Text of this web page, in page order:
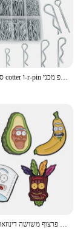
458pcs סיכה cotter ו-r-pin ערכות מגוון זמין ב 10 גדלים סיכת סיכה לוח טרקטור קליפ מכני
סט מוצר חדש סיכות אמייל 4-6 יח להגדיר מותאם אישית מצחיק פרצוף משושה דינוזאור קריקטורה soch lapel תג חמודים עבור אוהדים